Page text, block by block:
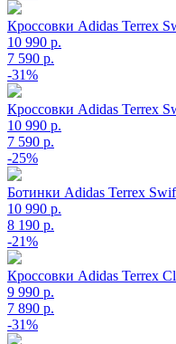
Кроссовки Adidas Terrex
10 990 р.
7 590 р.
-31%
Кроссовки Adidas Terrex
10 990 р.
7 590 р.
-25%
Ботинки Adidas Terrex
10 990 р.
8 190 р.
-21%
Кроссовки Adidas Terrex
9 990 р.
7 890 р.
-31%